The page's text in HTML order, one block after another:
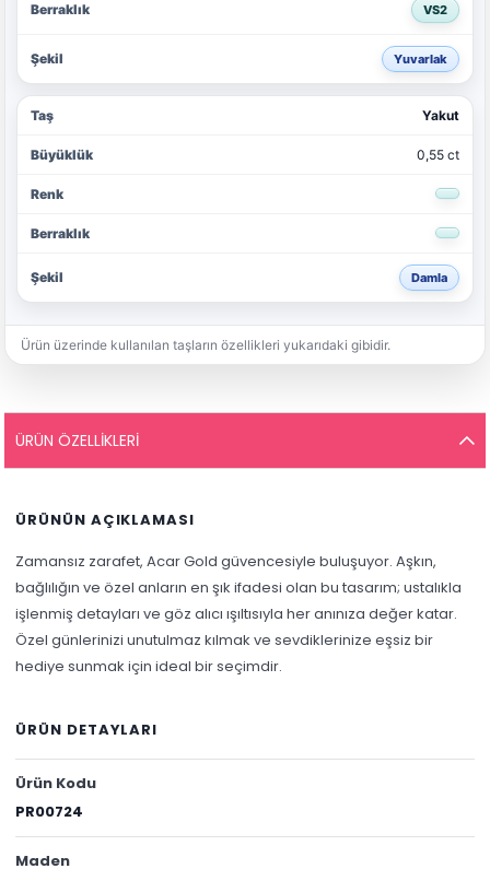
VS2
Yuvarlak
Yakut
0,55 ct
Damla
Ürün üzerinde kullanılan taşların özellikleri yukarıdaki gibidir.
ÜRÜN ÖZELLIKLERI
ÜRÜNÜN AÇIKLAMASI
Zamansız zarafet, Acar Gold güvencesiyle buluşuyor. Aşkın,
bağlılığın ve özel anların en şık ifadesi olan bu tasarım; ustalıkla
işlenmiş detayları ve göz alıcı ışıltısıyla her anınıza değer katar.
Özel günlerinizi unutulmaz kılmak ve sevdiklerinize eşsiz bir
hediye sunmak için ideal bir seçimdir.
ÜRÜN DETAYLARI
Ürün Kodu
PR00724
Maden